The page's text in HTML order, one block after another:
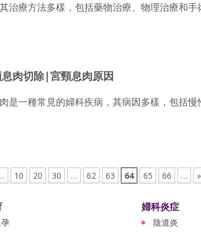
治療方法多樣，包括藥物治療、物理治療和
肉切除|宮頸息肉原因
是一種常見的婦科疾病，其病因多樣，包括
10 20 30 … 62 63 64 65 66 … »
婦科炎症
陰道炎